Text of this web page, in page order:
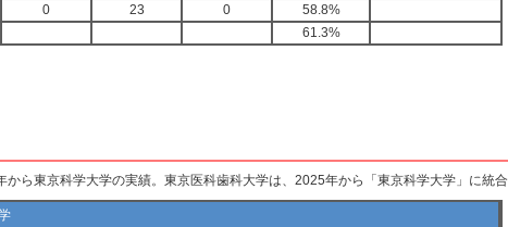
0 23 0
58.8%
61.3%
ら東京科学大学の実績。東京医科歯科大学は、2025年から「東京科学大学」に統合